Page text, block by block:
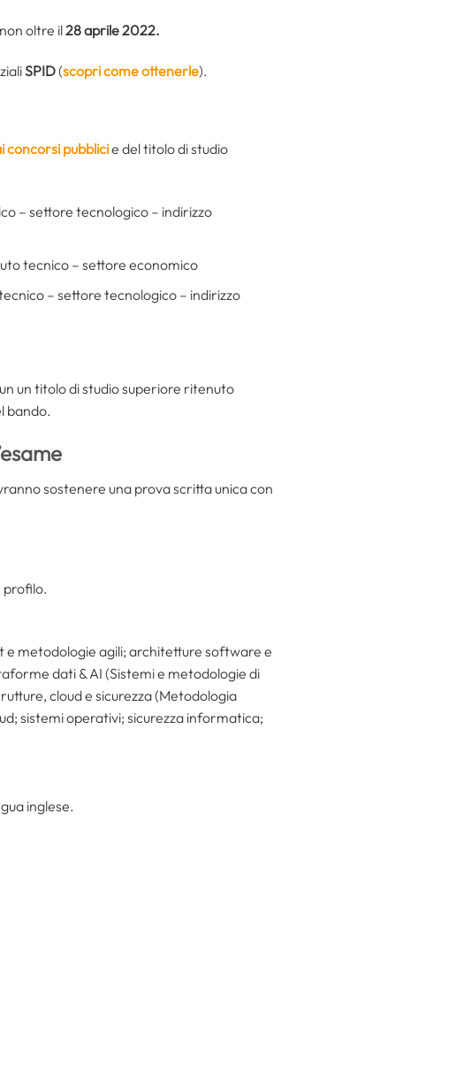
oltre il28 aprile 2022.
SPID(scopri come ottenerle).
concorsi pubblicie del titolo di studio
– settore tecnologico – indirizzo
tecnico – settore economico
– settore tecnologico – indirizzo
un titolo di studio superiore ritenuto
bando.
sostenere una prova scritta unica con
profilo.
metodologie agili; architetture software e
dati & AI (Sistemi e metodologie di
cloud e sicurezza (Metodologia
sistemi operativi; sicurezza informatica;
inglese.